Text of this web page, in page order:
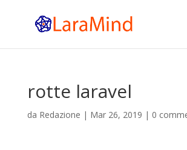
rotte laravel
da Redazione | Mar 26, 2019 | 0